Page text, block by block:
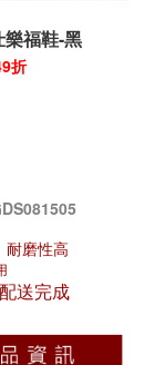
樂福鞋-黑
折
耐磨性高
送完成